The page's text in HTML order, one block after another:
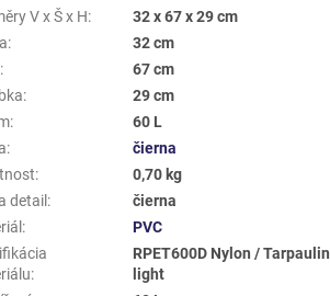
V x Š x H:
32 x 67 x 29 cm
:
32 cm
:
67 cm
:
29 cm
:
60 L
:
čierna
:
0,70 kg
detail :
čierna
:
PVC
:
RPET600D Nylon / Tarpaulin
light